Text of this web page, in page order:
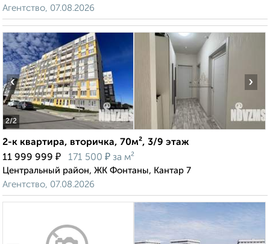
Агентство, 07.08.2026
2/2
‹ ›
2-к квартира, вторичка, 70м², 3/9 этаж
11 999 999 ₽ 171 500 ₽ за м²
Центральный район, ЖК Фонтаны, Кантар 7
Агентство, 07.08.2026